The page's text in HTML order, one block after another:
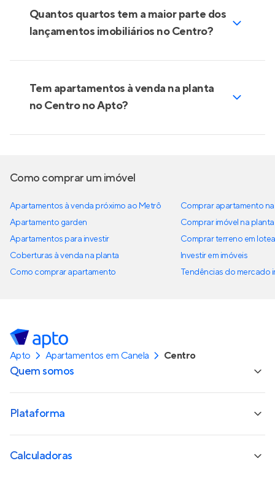
Quantos quartos tem a maior parte dos
lançamentos imobiliários no Centro?
Tem apartamentos à venda na planta
no Centro no Apto?
Como comprar um imóvel
Apartamentos à venda próximo ao Metrô
Apartamento garden
Apartamentos para investir
Coberturas à venda na planta
Como comprar apartamento
Comprar apartamento
Comprar imóvel na planta
Comprar terreno em
Investir em imóveis
Tendências do mercado
Apto Apartamentos em Canela Centro
Quem somos
Plataforma
Calculadoras